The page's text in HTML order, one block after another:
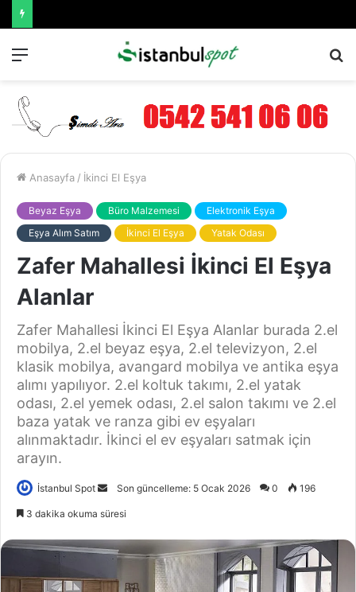
Anasayfa / İkinci El Eşya
Beyaz Eşya Büro Malzemesi
Elektronik Eşya
Eşya Alım Satım
İkinci El Eşya Yatak Odası
Zafer Mahallesi İkinci El Eşya
Alanlar
Zafer Mahallesi İkinci El Eşya Alanlar burada 2.el
mobilya, 2.el beyaz eşya, 2.el televizyon, 2.el
klasik mobilya, avangard mobilya ve antika eşya
alımı yapılıyor. 2.el koltuk takımı, 2.el yatak
odası, 2.el yemek odası, 2.el salon takımı ve 2.el
baza yatak ve ranza gibi ev eşyaları
alınmaktadır. İkinci el ev eşyaları satmak için
arayın.
İstanbul Spot
i
e
p
Son güncelleme: 5 Ocak 2026 0 196
3 dakika okuma süresi